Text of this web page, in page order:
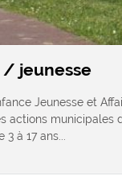
/ jeunesse
Jeunesse et
actions municipales
à 17 ans...